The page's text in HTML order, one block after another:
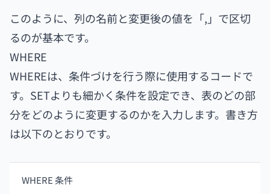
このように、列の名前と変更後の値を「,」で区切
るのが基本です。
WHERE
WHEREは、条件づけを行う際に使用するコードで
す。SETよりも細かく条件を設定でき、表のどの部
分をどのように変更するのかを入力します。書き方
は以下のとおりです。
WHERE 条件